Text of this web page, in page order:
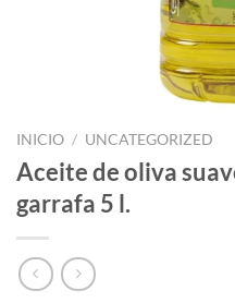
INICIO / UNCATEGORIZED
Aceite de oliva
garrafa 5 l.